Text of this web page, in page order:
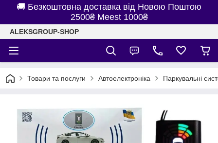
🚚 Безкоштовна доставка від Новою Поштою
2500₴ Meest 1000₴
ALEKSGROUP-SHOP
Товари та послуги Автоелектроніка Паркувальні